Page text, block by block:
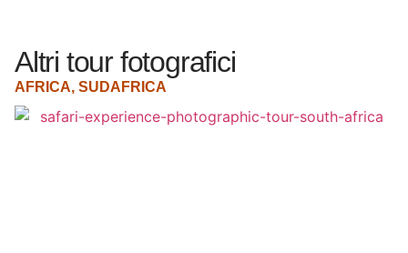
Altri tour fotografici
AFRICA, SUDAFRICA